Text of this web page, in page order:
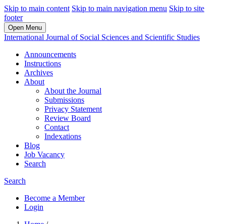
Skip to main content Skip to main navigation menu Skip to site
footer
Open Menu
International Journal of Social Sciences and Scientific Studies
Announcements
Instructions
Archives
About
About the Journal
Submissions
Privacy Statement
Review Board
Contact
Indexations
Blog
Job Vacancy
Search
Search
Become a Member
Login